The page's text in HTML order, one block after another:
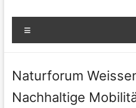
Naturforum
Nachhaltige